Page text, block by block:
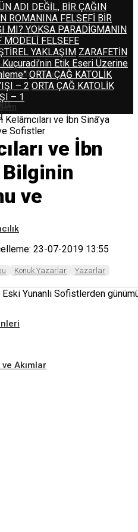
Felsefesi
Akımlar
ADI DEĞİL, BİR ÇAĞIN
ROMANINA FELSEFİ BİR
MI? YOKSA PARADİGMANIN
FELSEFE
YAKLAŞIM ZARAFETİN
Etik Eseri Üzerine
ORTA ÇAĞ KATOLİK
– 2 ORTA ÇAĞ KATOLİK
– 1
Kelâmcıları ve İbn Sinâ’ya
Sofistler
ve İbn
Bilginin
ve
23-07-2019 13:55
Konuk Yazarlar Yazarlar